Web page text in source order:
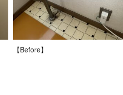
【Before】